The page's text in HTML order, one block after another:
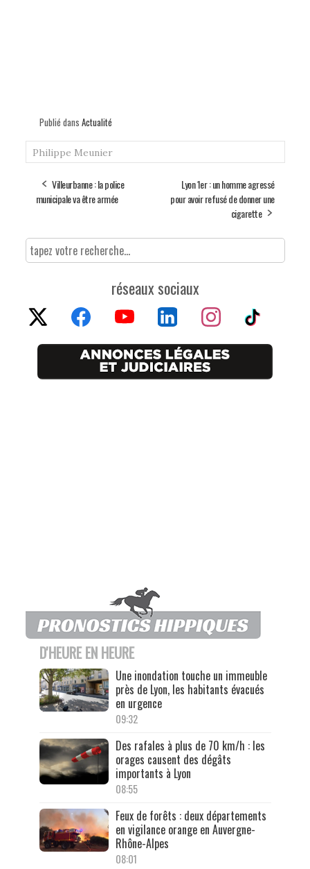
Publié dans Actualité
Philippe Meunier
Villeurbanne : la police
municipale va être armée
Lyon 1er : un homme agressé
pour avoir refusé de donner une
cigarette
réseaux sociaux
D'HEURE EN HEURE
Une inondation touche un immeuble
près de Lyon, les habitants évacués
en urgence
09:32
Des rafales à plus de 70 km/h : les
orages causent des dégâts
importants à Lyon
08:55
Feux de forêts : deux départements
en vigilance orange en Auvergne-
Rhône-Alpes
08:01